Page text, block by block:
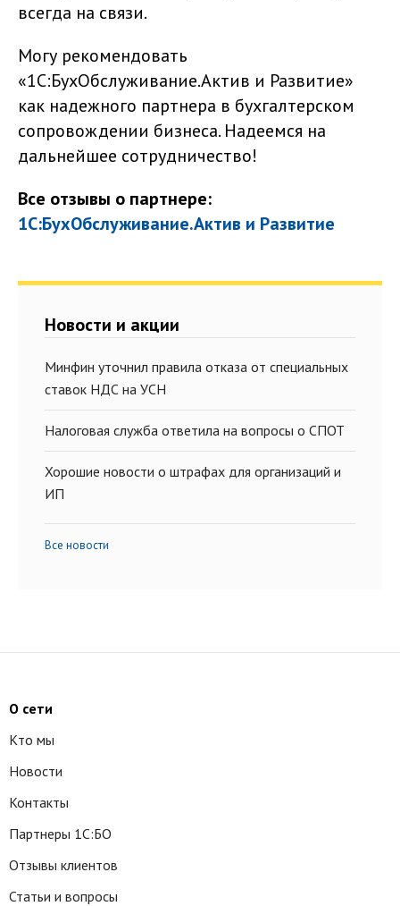
всегда на связи.
Могу рекомендовать
«1С:БухОбслуживание.Актив и Развитие»
как надежного партнера в бухгалтерском
сопровождении бизнеса. Надеемся на
дальнейшее сотрудничество!
Все отзывы о партнере:
1С:БухОбслуживание.Актив и Развитие
Новости и акции
Минфин уточнил правила отказа от специальных
ставок НДС на УСН
Налоговая служба ответила на вопросы о СПОТ
Хорошие новости о штрафах для организаций и
ИП
Все новости
О сети
Кто мы
Новости
Контакты
Партнеры 1С:БО
Отзывы клиентов
Статьи и вопросы